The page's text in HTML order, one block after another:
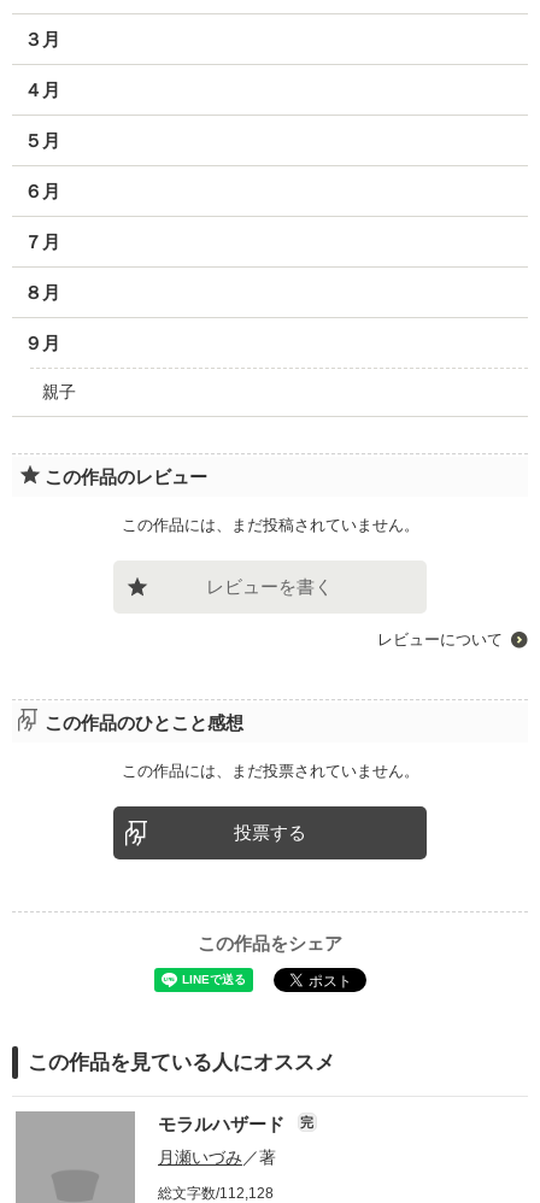
３月
４月
５月
６月
７月
８月
９月
親子
この作品のレビュー
この作品には、まだ投稿されていません。
レビューを書く
レビューについて
この作品のひとこと感想
この作品には、まだ投票されていません。
投票する
この作品をシェア
この作品を見ている人にオススメ
モラルハザード 完
月瀬いづみ ／著
総文字数/112,128